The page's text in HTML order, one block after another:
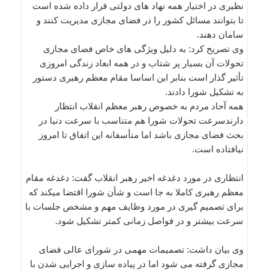
نظیری در اختیار همه نهاد های دولتی قرار داده شده است
تا بتوانند مسائل کشور را در فضای مجازی مدیریت کنند و
سامان دهند.
وی تصریح کرد: به دلیل ویژگی های خاص فضای مجازی
تحولات آن بسیار پر شتاب و در همه ابعاد زندگی امروزی
تأثیر گذار است بنابر این اساسا مقام معظم رهبری دستور
به تشکیل شورا دادند.
همه آحاد مردم به خصوص رهبر معظم انقلاب انتظار
دارندسرعت تحولات شورا هم متناسب با سرعت دنیا در
بحث فضای مجازی باشد اما متأسفانه این اتفاق تا امروز
نیافتاده است.
انتظاری در مورد دغدغه اخیر رهبر انقلاب گفت: دغدغه مقام
معظم رهبری کاملا به جا است و شأن شورا اقتضا میکند که
برای تصمیم گیری در مورد وظایف مهم و مشخص جلسات با
سرعت بیشتر و در فواصل زمانی کمتر تشکیل شود.
وی بیان داشت: تصمیمات مهمی در شورای عالی فضای
مجازی گرفته می شود اما در پیاده سازی و اجرایی شدن با